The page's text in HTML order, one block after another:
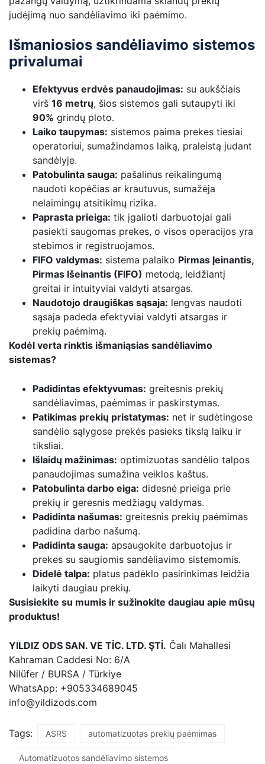
judėjimą nuo sandėliavimo iki paėmimo.
Išmaniosios sandėliavimo sistemos
privalumai
Efektyvus erdvės panaudojimas: su aukščiais
virš 16 metrų, šios sistemos gali sutaupyti iki
90% grindų ploto.
Laiko taupymas: sistemos paima prekes tiesiai
operatoriui, sumažindamos laiką, praleistą judant
sandėlyje.
Patobulinta sauga: pašalinus reikalingumą
naudoti kopėčias ar krautuvus, sumažėja
nelaimingų atsitikimų rizika.
Paprasta prieiga: tik įgalioti darbuotojai gali
pasiekti saugomas prekes, o visos operacijos yra
stebimos ir registruojamos.
FIFO valdymas: sistema palaiko Pirmas Įeinantis,
Pirmas Išeinantis (FIFO) metodą, leidžiantį
greitai ir intuityviai valdyti atsargas.
Naudotojo draugiškas sąsaja: lengvas naudoti
sąsaja padeda efektyviai valdyti atsargas ir
prekių paėmimą.
Kodėl verta rinktis išmaniąsias sandėliavimo
sistemas?
Padidintas efektyvumas: greitesnis prekių
sandėliavimas, paėmimas ir paskirstymas.
Patikimas prekių pristatymas: net ir sudėtingose
sandėlio sąlygose prekės pasieks tikslą laiku ir
tiksliai.
Išlaidų mažinimas: optimizuotas sandėlio talpos
panaudojimas sumažina veiklos kaštus.
Patobulinta darbo eiga: didesnė prieiga prie
prekių ir geresnis medžiagų valdymas.
Padidinta našumas: greitesnis prekių paėmimas
padidina darbo našumą.
Padidinta sauga: apsaugokite darbuotojus ir
prekes su saugiomis sandėliavimo sistemomis.
Didelė talpa: platus padėklo pasirinkimas leidžia
laikyti daugiau prekių.
Susisiekite su mumis ir sužinokite daugiau apie mūsų
produktus!
YILDIZ ODS SAN. VE TİC. LTD. ŞTİ. Čalı Mahallesi
Kahraman Caddesi No: 6/A
Nilüfer / BURSA / Türkiye
WhatsApp: +905334689045
info@yildizods.com
Tags: ASRS automatizuotas prekių paėmimas
Automatizuotos sandėliavimo sistemos